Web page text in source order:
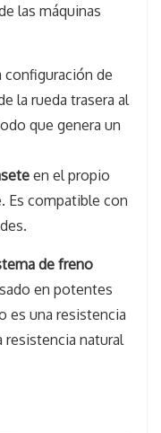
las máquinas
configuración de
la rueda trasera al
que genera un
en el propio
Es compatible con
de freno
en potentes
es una resistencia
resistencia natural